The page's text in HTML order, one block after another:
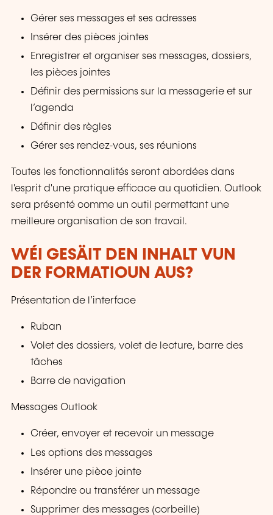
Gérer ses messages et ses adresses
Insérer des pièces jointes
Enregistrer et organiser ses messages, dossiers,
les pièces jointes
Définir des permissions sur la messagerie et sur
l’agenda
Définir des règles
Gérer ses rendez-vous, ses réunions
Toutes les fonctionnalités seront abordées dans
l'esprit d'une pratique efficace au quotidien. Outlook
sera présenté comme un outil permettant une
meilleure organisation de son travail.
WÉI GESÄIT DEN INHALT VUN
DER FORMATIOUN AUS?
Présentation de l’interface
Ruban
Volet des dossiers, volet de lecture, barre des
tâches
Barre de navigation
Messages Outlook
Créer, envoyer et recevoir un message
Les options des messages
Insérer une pièce jointe
Répondre ou transférer un message
Supprimer des messages (corbeille)